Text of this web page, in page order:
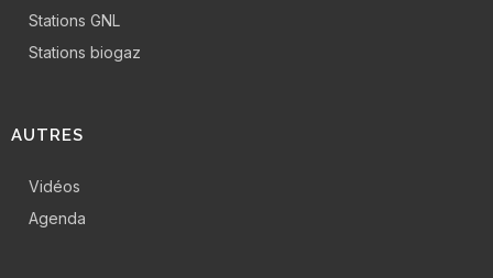
Stations GNL
Stations biogaz
AUTRES
Vidéos
Agenda